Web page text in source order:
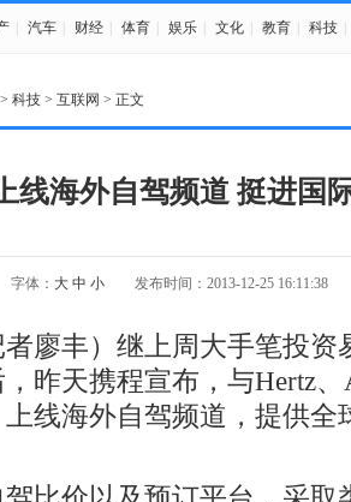
汽车 财经 体育 娱乐 文化 教育 科技
> 科技 > 互联网 > 正文
线海外自驾频道 挺进国
字体： 大 中 小 发布时间：2013-12-25 16:11:38
廖丰）继上周大手笔投资
昨天携程宣布，与Hertz
线海外自驾频道，提供全